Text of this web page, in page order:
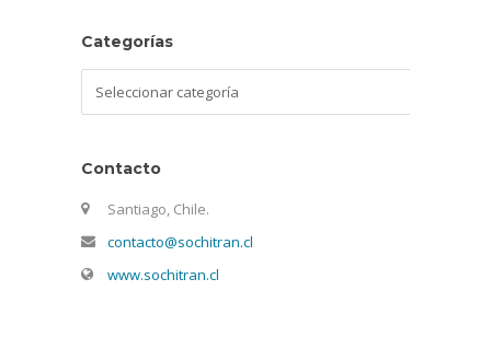
Categorías
Contacto
Santiago, Chile.
contacto@sochitran.cl
www.sochitran.cl